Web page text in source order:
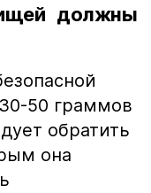
должны
50 граммов
обратить
она